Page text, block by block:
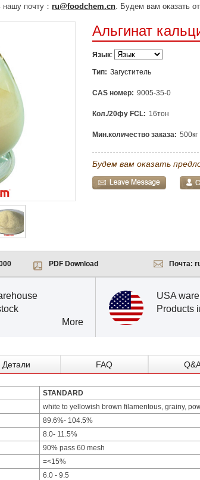
почту： ru@foodchem.cn. Будем вам оказать
Альгинат
Язык:
Тип: Загуститель
CAS номер: 9005-35-0
Кол./20фу FCL: 16тон
Мин.количество заказа: 500кг
Будем вам оказать
PDF Download Почта:
More
USA
Products
Детали FAQ
STANDARD
white to yellowish brown filamentous, grainy,
89.6%- 104.5%
8.0- 11.5%
90% pass 60 mesh
=<15%
6.0 - 9.5